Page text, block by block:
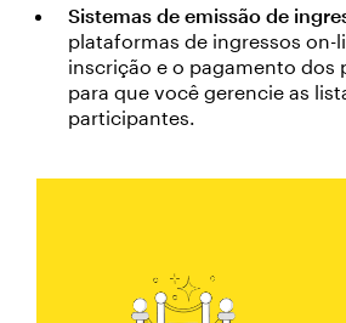
Sistemas de emissão de
plataformas de ingressos on-
inscrição e o pagamento dos
para que você gerencie as
participantes.